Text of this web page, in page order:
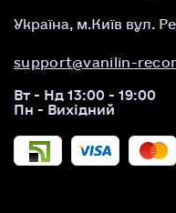
Україна, м.Київ вул.
support@vanilin-
Вт - Нд 13:00 - 19:00
Пн - Вихідний